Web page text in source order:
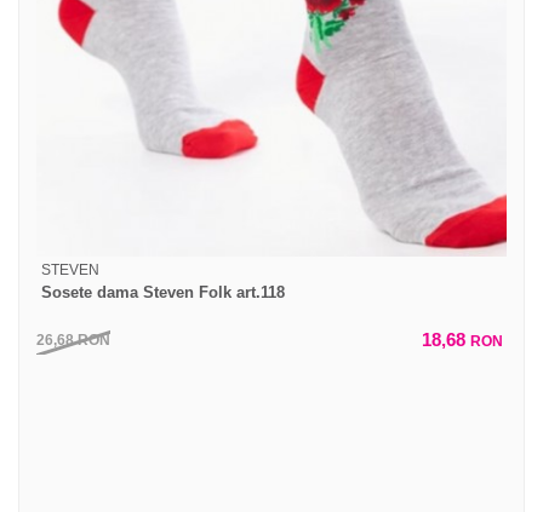
STEVEN
Sosete dama Steven Folk art.118
26,68RON 18,68 RON